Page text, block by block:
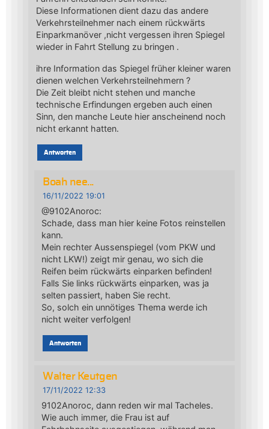
Diese Informationen dient dazu das andere
Verkehrsteilnehmer nach einem rückwärts
Einparkmanöver ,nicht vergessen ihren Spiegel
wieder in Fahrt Stellung zu bringen .
ihre Information das Spiegel früher kleiner waren
dienen welchen Verkehrsteilnehmern ?
Die Zeit bleibt nicht stehen und manche
technische Erfindungen ergeben auch einen
Sinn, den manche Leute hier anscheinend noch
nicht erkannt hatten.
Antworten
Boah nee...
16/11/2022 19:01
@9102Anoroc:
Schade, dass man hier keine Fotos reinstellen
kann.
Mein rechter Aussenspiegel (vom PKW und
nicht LKW!) zeigt mir genau, wo sich die
Reifen beim rückwärts einparken befinden!
Falls Sie links rückwärts einparken, was ja
selten passiert, haben Sie recht.
So, solch ein unnötiges Thema werde ich
nicht weiter verfolgen!
Antworten
Walter Keutgen
17/11/2022 12:33
9102Anoroc, dann reden wir mal Tacheles.
Wie auch immer, die Frau ist auf